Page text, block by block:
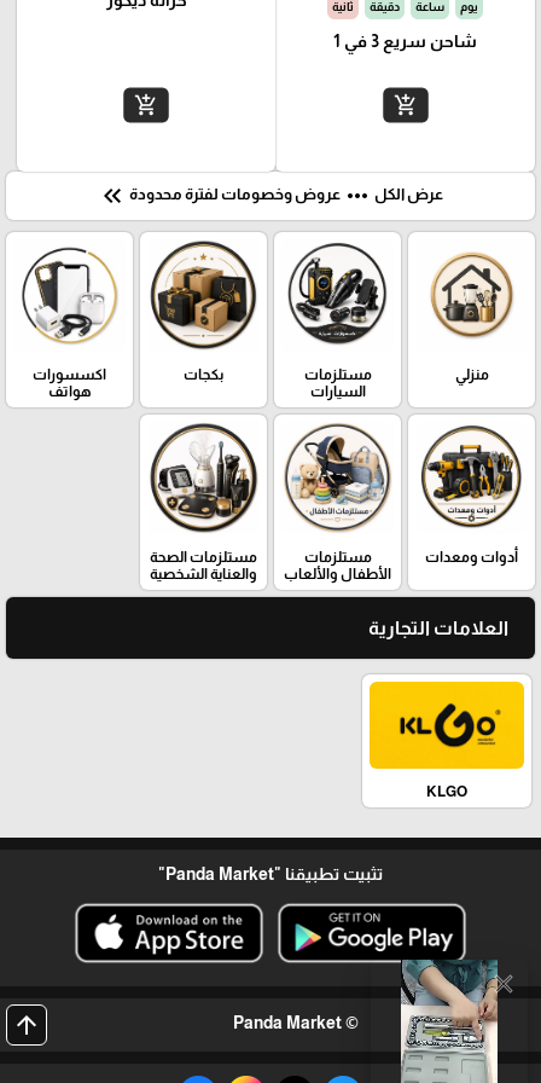
close
يوم
ساعة
دقيقة
ثانية
شاحن سريع 3 في 1
add_shopping_cart
add_shopping_cart
عرض الكل more_horiz عروض وخصومات لفترة محدودة keyboard_double_arrow_left
منزلي
مستلزمات
السيارات
بكجات
اكسسورات
هواتف
أدوات ومعدات
مستلزمات
الأطفال والألعاب
مستلزمات الصحة
والعناية الشخصية
العلامات التجارية
KLGO
تثبيت تطبيقنا "Panda Market"
© Panda Market
arrow_upward